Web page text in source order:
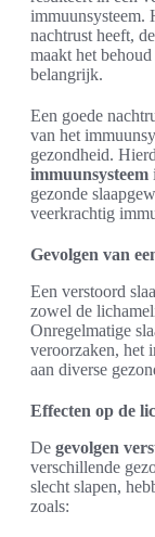
immuunsysteem.
nachtrust heeft,
maakt het
belangrijk.
Een goede
van het
gezondheid.
immuunsysteem
gezonde
veerkrachtig
Gevolgen van
Een verstoord
zowel de
Onregelmatige
veroorzaken, het
aan diverse
Effecten op de
De gevolgen
verschillende
slecht slapen,
zoals: